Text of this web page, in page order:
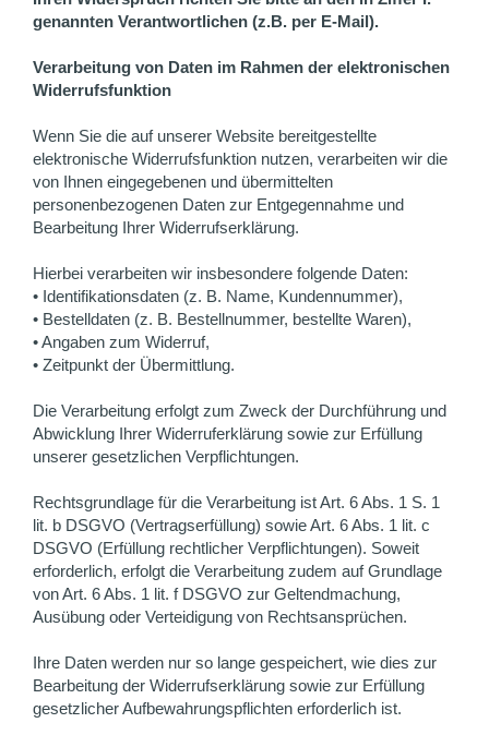
genannten Verantwortlichen (z.B. per E-Mail).
Verarbeitung von Daten im Rahmen der elektronischen
Widerrufsfunktion
Wenn Sie die auf unserer Website bereitgestellte
elektronische Widerrufsfunktion nutzen, verarbeiten wir die
von Ihnen eingegebenen und übermittelten
personenbezogenen Daten zur Entgegennahme und
Bearbeitung Ihrer Widerrufserklärung.
Hierbei verarbeiten wir insbesondere folgende Daten:
• Identifikationsdaten (z. B. Name, Kundennummer),
• Bestelldaten (z. B. Bestellnummer, bestellte Waren),
• Angaben zum Widerruf,
• Zeitpunkt der Übermittlung.
Die Verarbeitung erfolgt zum Zweck der Durchführung und
Abwicklung Ihrer Widerruferklärung sowie zur Erfüllung
unserer gesetzlichen Verpflichtungen.
Rechtsgrundlage für die Verarbeitung ist Art. 6 Abs. 1 S. 1
lit. b DSGVO (Vertragserfüllung) sowie Art. 6 Abs. 1 lit. c
DSGVO (Erfüllung rechtlicher Verpflichtungen). Soweit
erforderlich, erfolgt die Verarbeitung zudem auf Grundlage
von Art. 6 Abs. 1 lit. f DSGVO zur Geltendmachung,
Ausübung oder Verteidigung von Rechtsansprüchen.
Ihre Daten werden nur so lange gespeichert, wie dies zur
Bearbeitung der Widerrufserklärung sowie zur Erfüllung
gesetzlicher Aufbewahrungspflichten erforderlich ist.